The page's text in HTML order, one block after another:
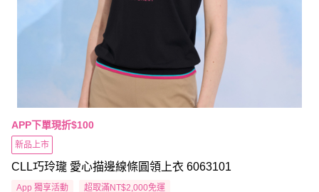
APP下單現折$100
新品上市
CLL巧玲瓏 愛心描邊線條圓領上衣 6063101
App 獨享活動 超取滿NT$2,000免運